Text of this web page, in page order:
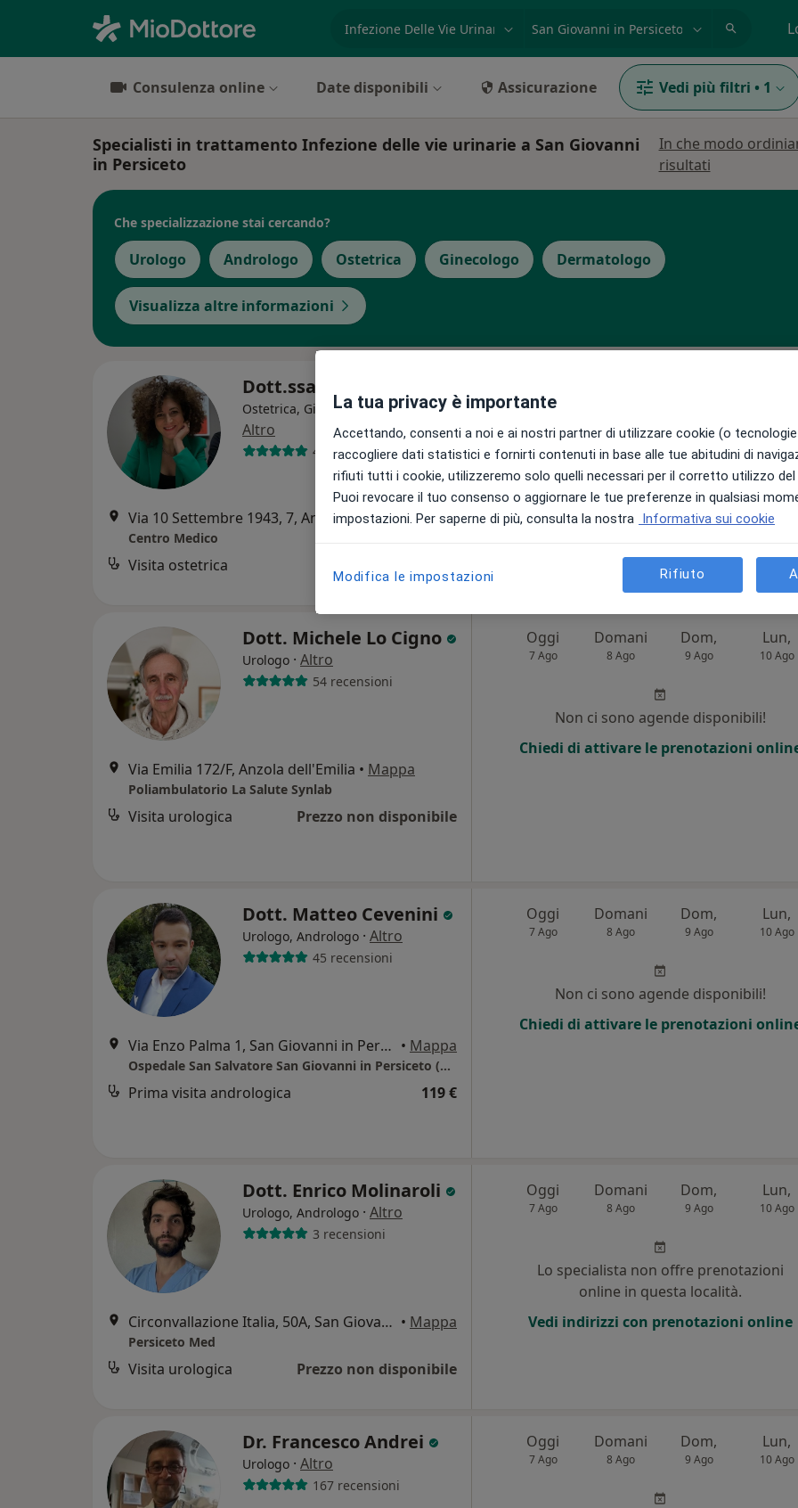
Consulenza online Date disponibili Assicurazione Vedi più filtri • 1
Specialisti in trattamento Infezione delle vie urinarie a San Giovanni
in Persiceto
In che modo
risultati
Che specializzazione stai cercando?
Urologo Andrologo Ostetrica Ginecologo Dermatologo
Visualizza altre informazioni
Dott.ssa Rosita Fratto
Ostetrica, Ginecologa, Ecografista·
Altro
481 recensioni
Via 10 Settembre 1943, 7, Anzola dell'Emilia•Mappa
Centro Medico
Visita ostetrica
7 Ago
Non ci sono agende disponibili!
Mostra telefono
Dott. Michele Lo Cigno
Urologo · Altro
54 recensioni
Via Emilia 172/F, Anzola dell'Emilia • Mappa
Poliambulatorio La Salute Synlab
Visita urologica Prezzo non disponibile
Oggi
7 Ago
Domani
8 Ago
Dom,
9 Ago
Lun,
10 Ago
Non ci sono agende disponibili!
Chiedi di attivare le prenotazioni
Dott. Matteo Cevenini
Urologo, Andrologo · Altro
45 recensioni
Via Enzo Palma 1, San Giovanni in Persiceto • Mappa
Ospedale San Salvatore San Giovanni in Persiceto (BO)
Prima visita andrologica 119 €
Oggi
7 Ago
Domani
8 Ago
Dom,
9 Ago
Lun,
10 Ago
Non ci sono agende disponibili!
Chiedi di attivare le prenotazioni
Dott. Enrico Molinaroli
Urologo, Andrologo · Altro
3 recensioni
Circonvallazione Italia, 50A, San Giovanni in Persiceto • Mappa
Persiceto Med
Visita urologica Prezzo non disponibile
Oggi
7 Ago
Domani
8 Ago
Dom,
9 Ago
Lun,
10 Ago
Lo specialista non offre prenotazioni
online in questa località.
Vedi indirizzi con prenotazioni online
Dr. Francesco Andrei
Urologo · Altro
167 recensioni
Oggi
7 Ago
Domani
8 Ago
Dom,
9 Ago
Lun,
10 Ago
La tua privacy è importante
Accettando, consenti a noi e ai nostri partner di utilizzare cookie (o
raccogliere dati statistici e fornirti contenuti in base alle tue abitudini di
rifiuti tutti i cookie, utilizzeremo solo quelli necessari per il corretto utilizzo
Puoi revocare il tuo consenso o aggiornare le tue preferenze in qualsiasi
impostazioni. Per saperne di più, consulta la nostra Informativa sui cookie
Modifica le impostazioni Rifiuto